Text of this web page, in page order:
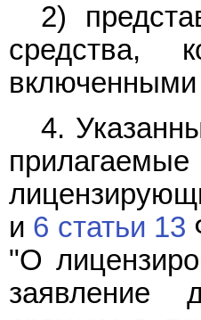
2)
средства,
включенными
4.
и 6 статьи 13
"О
заявление